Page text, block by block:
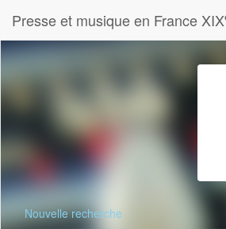
Presse et musique en France XIX
Nouvelle recherche